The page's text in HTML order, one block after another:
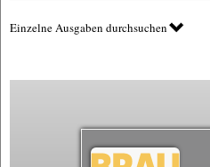
Einzelne Ausgaben durchsuchen